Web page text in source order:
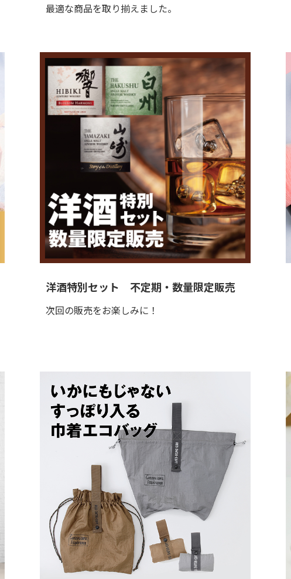
最適な商品を取り揃えました。
洋酒特別セット 不定期・数量限定販売
次回の販売をお楽しみに！